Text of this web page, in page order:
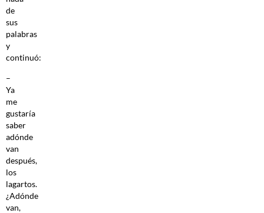
de
sus
palabras
y
continuó:
–
Ya
me
gustaría
saber
adónde
van
después,
los
lagartos.
¿Adónde
van,